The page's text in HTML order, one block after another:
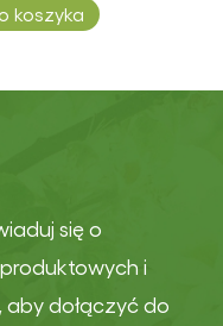
koszyka
się o
i
aby dołączyć do